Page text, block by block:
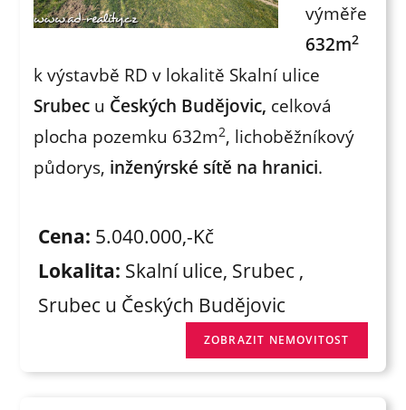
výměře
632m2
k výstavbě RD v lokalitě Skalní ulice
Srubec u Českých Budějovic, celková
plocha pozemku 632m2, lichoběžníkový
půdorys, inženýrské sítě na hranici.
Cena: 5.040.000,-Kč
Lokalita: Skalní ulice, Srubec ,
Srubec u Českých Budějovic